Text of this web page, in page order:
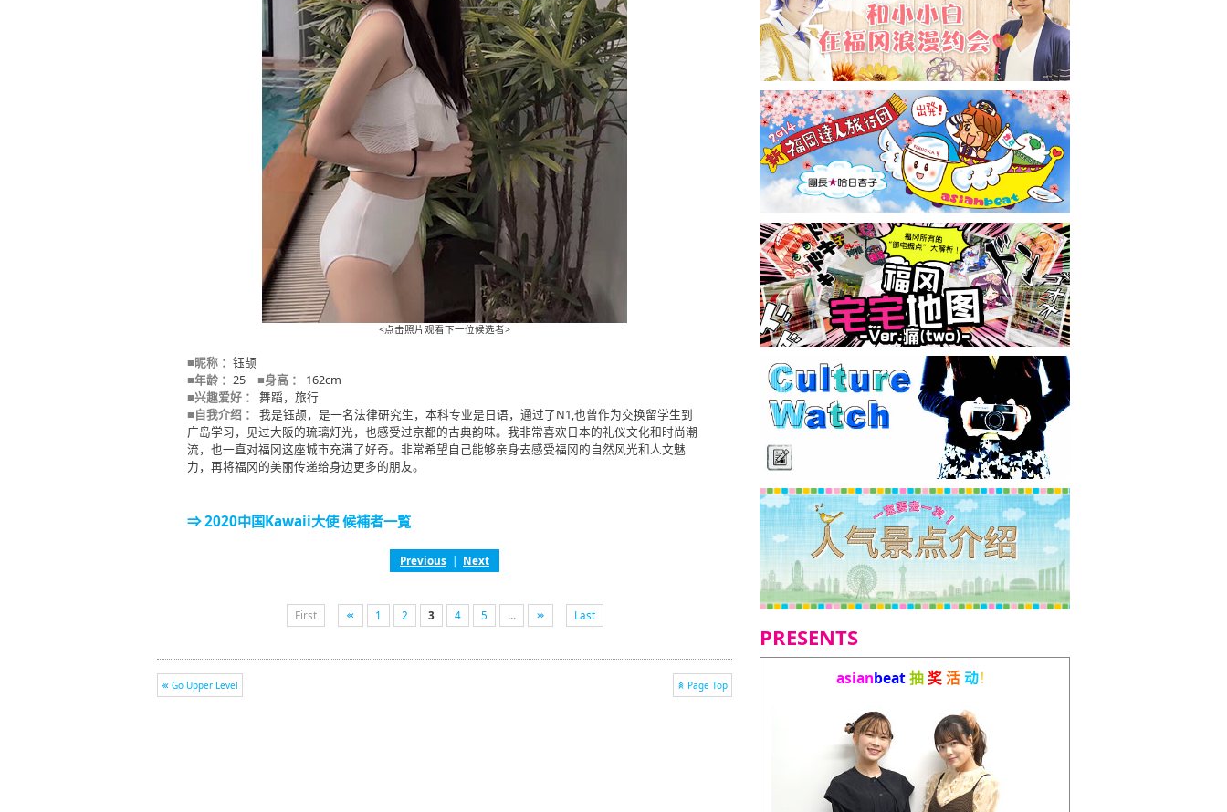
<点击照片观看下一位候选者>
■昵称 ： 钰颉
■年龄 ： 25 ■身高 ： 162cm
■兴趣爱好 ： 舞蹈，旅行
■自我介绍 ： 我是钰颉，是一名法律研究生，本科专业是日语，通过了N1,也曾作为交换留学生到
广岛学习，见过大阪的琉璃灯光，也感受过京都的古典韵味。我非常喜欢日本的礼仪文化和时尚潮
流，也一直对福冈这座城市充满了好奇。非常希望自己能够亲身去感受福冈的自然风光和人文魅
力，再将福冈的美丽传递给身边更多的朋友。
⇒ 2020中国Kawaii大使 候補者一覧
Previous | Next
First 1 2 3 4 5 ... Last
Go Upper Level Page Top
PRESENTS
asianbeat抽奖活动！